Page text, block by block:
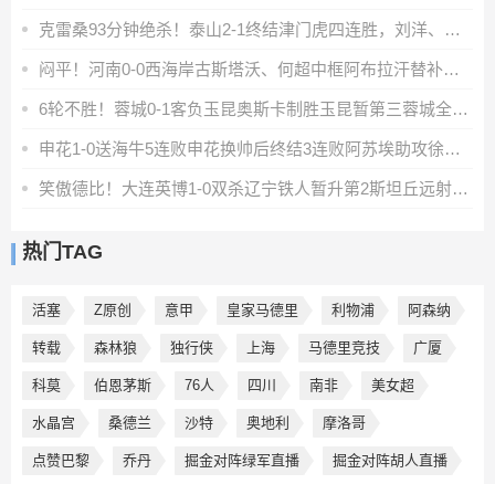
克雷桑93分钟绝杀！泰山2-1终结津门虎四连胜，刘洋、哈达斯破门
闷平！河南0-0西海岸古斯塔沃、何超中框阿布拉汗替补席染红
6轮不胜！蓉城0-1客负玉昆奥斯卡制胜玉昆暂第三蓉城全场1射正
申花1-0送海牛5连败申花换帅后终结3连败阿苏埃助攻徐皓阳制胜
笑傲德比！大连英博1-0双杀辽宁铁人暂升第2斯坦丘远射制胜
热门TAG
活塞 Z原创 意甲 皇家马德里 利物浦 阿森纳
转载 森林狼 独行侠 上海 马德里竞技 广厦
科莫 伯恩茅斯 76人 四川 南非 美女超
水晶宫 桑德兰 沙特 奥地利 摩洛哥
点赞巴黎 乔丹 掘金对阵绿军直播 掘金对阵胡人直播